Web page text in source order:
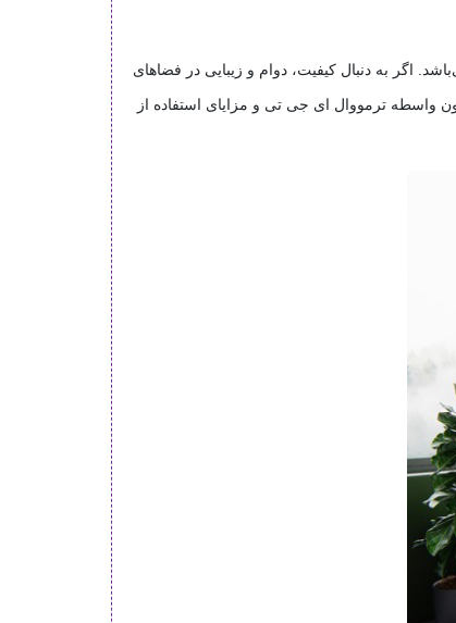
اگر به دنبال کیفیت، دوام و زیبایی در فضاهای
واسطه ترمووال ای جی تی و مزایای استفاده از